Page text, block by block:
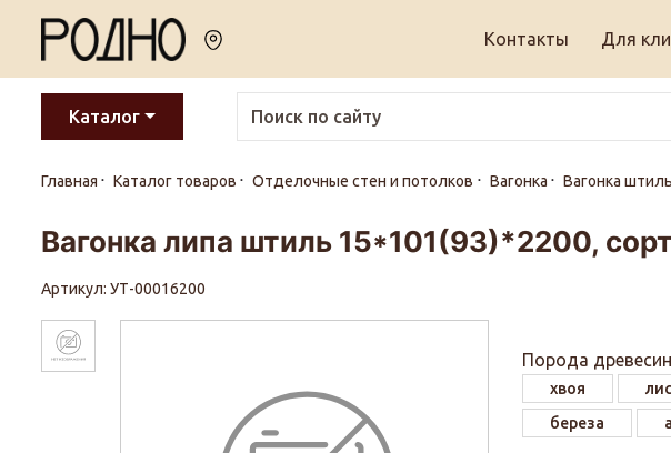
Контакты Для
Каталог
Главная Каталог товаров Отделочные стен и потолков Вагонка Вагонка штиль
Вагонка липа штиль 15*101(93)*2200,
Артикул: УТ-00016200
Порода
хвоя
береза